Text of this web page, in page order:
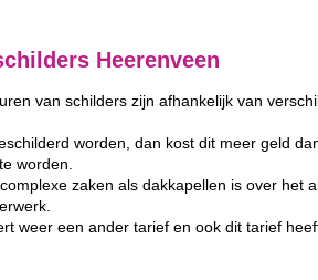
Heerenveen
van schilders zijn afhankelijk van
worden, dan kost dit meer geld
worden.
zaken als dakkapellen is over het
weer een ander tarief en ook dit tarief